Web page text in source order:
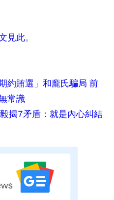
見此。
約賄選」和龐氏騙局 前
常識
揭7矛盾：就是內心糾結